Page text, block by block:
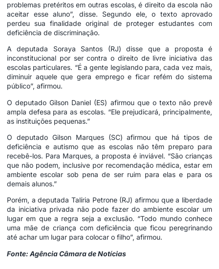
problemas pretéritos em outras escolas, é direito da escola não
aceitar esse aluno”, disse. Segundo ele, o texto aprovado
perdeu sua finalidade original de proteger estudantes com
deficiência de discriminação.
A deputada Soraya Santos (RJ) disse que a proposta é
inconstitucional por ser contra o direito de livre iniciativa das
escolas particulares. “É a gente legislando para, cada vez mais,
diminuir aquele que gera emprego e ficar refém do sistema
público”, afirmou.
O deputado Gilson Daniel (ES) afirmou que o texto não prevê
ampla defesa para as escolas. “Ele prejudicará, principalmente,
as instituições pequenas.”
O deputado Gilson Marques (SC) afirmou que há tipos de
deficiência e autismo que as escolas não têm preparo para
recebê-los. Para Marques, a proposta é inviável. “São crianças
que não podem, inclusive por recomendação médica, estar em
ambiente escolar sob pena de ser ruim para elas e para os
demais alunos.”
Porém, a deputada Talíria Petrone (RJ) afirmou que a liberdade
da iniciativa privada não pode fazer do ambiente escolar um
lugar em que a regra seja a exclusão. “Todo mundo conhece
uma mãe de criança com deficiência que ficou peregrinando
até achar um lugar para colocar o filho”, afirmou.
Fonte: Agência Câmara de Notícias